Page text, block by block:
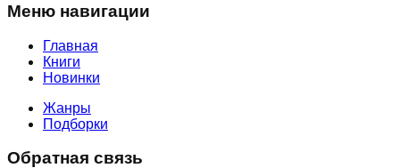
Меню навигации
Главная
Книги
Новинки
Жанры
Подборки
Обратная связь